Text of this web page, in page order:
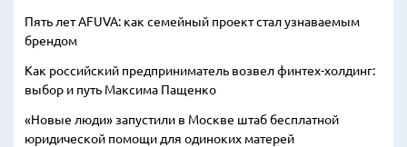
Пять лет AFUVA: как семейный проект стал узнаваемым
брендом
Как российский предприниматель возвел финтех-холдинг:
выбор и путь Максима Пащенко
«Новые люди» запустили в Москве штаб бесплатной
юридической помощи для одиноких матерей